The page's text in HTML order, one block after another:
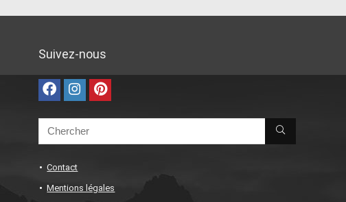
Suivez-nous
Contact
Mentions légales